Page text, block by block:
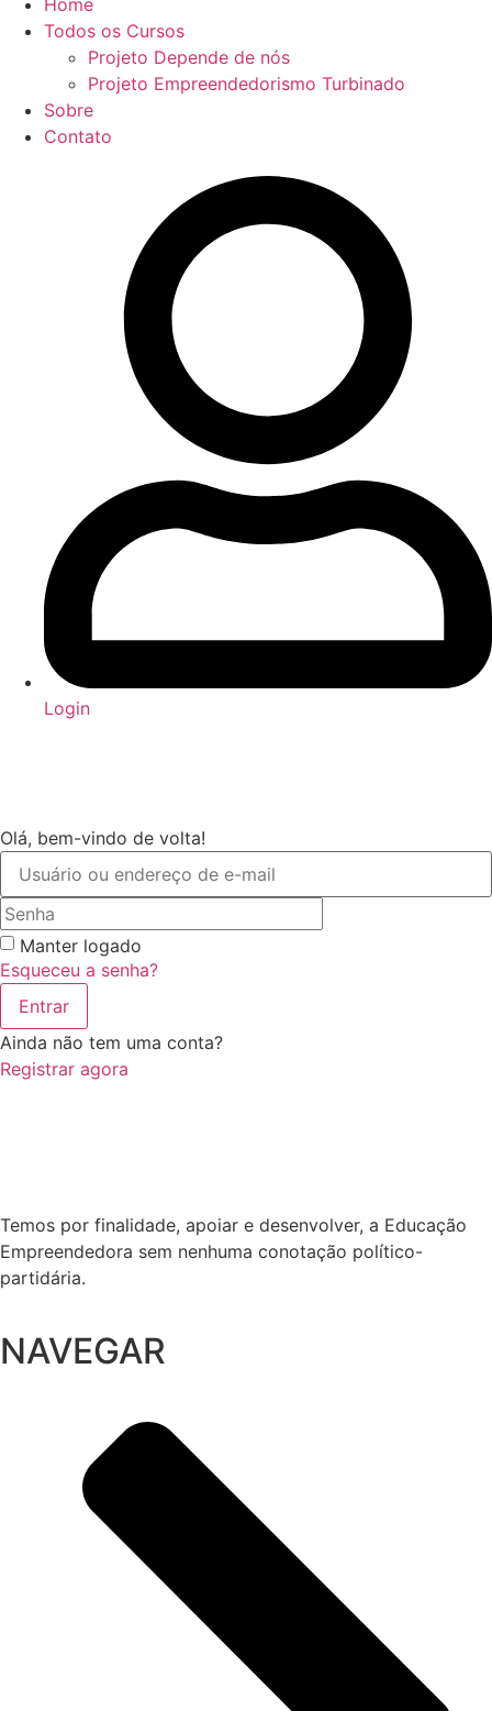
Home
Todos os Cursos
Projeto Depende de nós
Projeto Empreendedorismo Turbinado
Sobre
Contato
Login
Olá, bem-vindo de volta!
Manter logado
Esqueceu a senha?
Entrar
Ainda não tem uma conta?
Registrar agora
Temos por finalidade, apoiar e desenvolver, a Educação
Empreendedora sem nenhuma conotação político-
partidária.
NAVEGAR